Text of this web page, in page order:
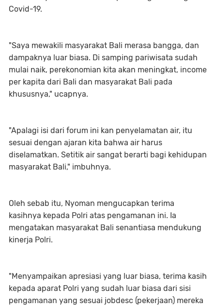
Covid-19.
"Saya mewakili masyarakat Bali merasa bangga, dan
dampaknya luar biasa. Di samping pariwisata sudah
mulai naik, perekonomian kita akan meningkat, income
per kapita dari Bali dan masyarakat Bali pada
khususnya," ucapnya.
"Apalagi isi dari forum ini kan penyelamatan air, itu
sesuai dengan ajaran kita bahwa air harus
diselamatkan. Setitik air sangat berarti bagi kehidupan
masyarakat Bali," imbuhnya.
Oleh sebab itu, Nyoman mengucapkan terima
kasihnya kepada Polri atas pengamanan ini. Ia
mengatakan masyarakat Bali senantiasa mendukung
kinerja Polri.
"Menyampaikan apresiasi yang luar biasa, terima kasih
kepada aparat Polri yang sudah luar biasa dari sisi
pengamanan yang sesuai jobdesc (pekerjaan) mereka